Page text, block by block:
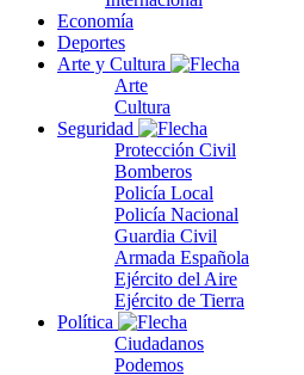
Economía
Deportes
Arte y Cultura
Arte
Cultura
Seguridad
Protección Civil
Bomberos
Policía Local
Policía Nacional
Guardia Civil
Armada Española
Ejército del Aire
Ejército de Tierra
Política
Ciudadanos
Podemos